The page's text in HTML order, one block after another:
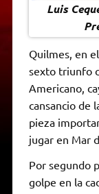
Luis
Quilmes, en
sexto triunfo
Americano,
cansancio de
pieza
jugar en Mar
Por segundo
golpe en la